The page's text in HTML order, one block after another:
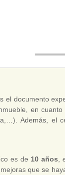
el documento
en
Además, el
es de 10 años
que se